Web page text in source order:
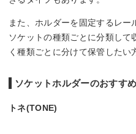
また、ホルダーを固定するレー
ソケットの種類ごとに分類し
く種類ごとに分けて保管したい
ソケットホルダーのおすす
トネ(TONE)